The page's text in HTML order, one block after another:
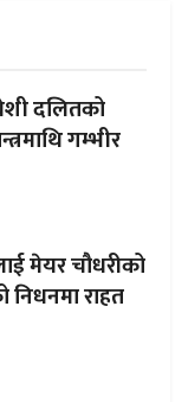
दलितको
गम्भीर
मेयर चौधरीको
राहत